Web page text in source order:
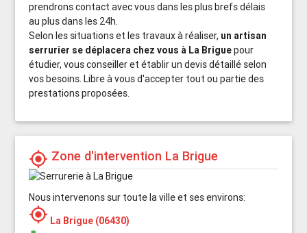
prendrons contact avec vous dans les plus brefs délais
au plus dans les 24h.
Selon les situations et les travaux à réaliser, un artisan
serrurier se déplacera chez vous à La Briguepour
étudier, vous conseiller et établir un devis détaillé selon
vos besoins. Libre à vous d'accepter tout ou partie des
prestations proposées.
my_location Zone d'intervention La Brigue
Nous intervenons sur toute la ville et ses environs:
my_location La Brigue (06430)